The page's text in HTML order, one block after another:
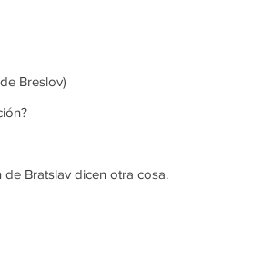
Breslov)
Bratslav dicen otra cosa.